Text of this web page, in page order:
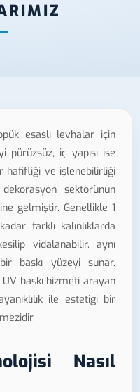
esaslı levhalar için
pürüzsüz, iç yapısı ise
hafifliği ve işlenebilirliği
sektörünün
gelmiştir. Genellikle 1
farklı kalınlıklarda
vidalanabilir, aynı
baskı yüzeyi sunar.
baskı hizmeti arayan
ile estetiği bir
Nasıl